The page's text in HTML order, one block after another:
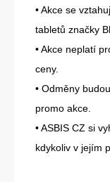
• Akce se
tabletů značky
• Akce neplatí
ceny.
• Odměny
promo akce.
• ASBIS CZ si
kdykoliv v jejím